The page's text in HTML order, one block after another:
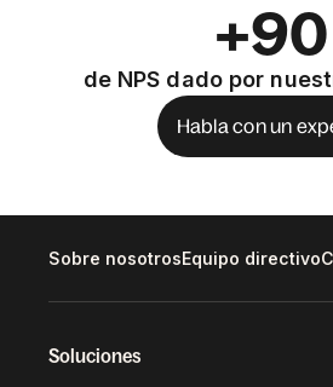
+90
de NPS dado por
Habla con un
Sobre nosotrosEquipo directivo
Soluciones